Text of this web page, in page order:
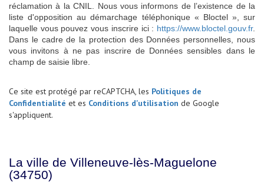
réclamation à la CNIL. Nous vous informons de l’existence de la
liste d'opposition au démarchage téléphonique « Bloctel », sur
laquelle vous pouvez vous inscrire ici : https://www.bloctel.gouv.fr.
Dans le cadre de la protection des Données personnelles, nous
vous invitons à ne pas inscrire de Données sensibles dans le
champ de saisie libre.
Ce site est protégé par reCAPTCHA, les Politiques de
Confidentialité et es Conditions d'utilisation de Google
s'appliquent.
La ville de Villeneuve-lès-Maguelone
(34750)